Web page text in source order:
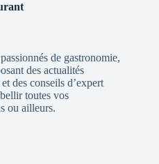
de gastronomie,
des actualités
des conseils d’expert
toutes vos
ou ailleurs.